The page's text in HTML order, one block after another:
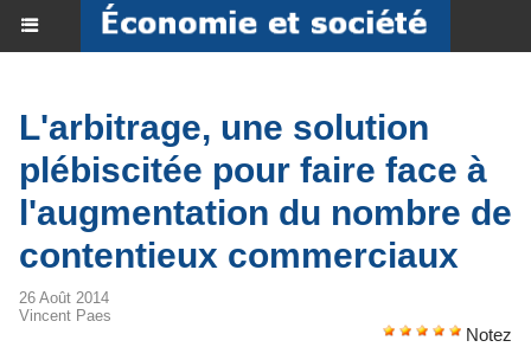
L'arbitrage, une solution
plébiscitée pour faire face à
l'augmentation du nombre de
contentieux commerciaux
26 Août 2014
Vincent Paes
Notez